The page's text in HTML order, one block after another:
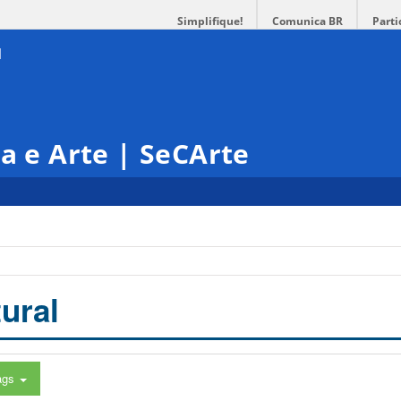
Simplifique! Comunica BR
e Arte | SeCArte